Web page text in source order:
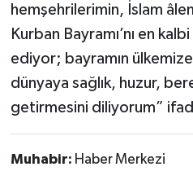
hemşehrilerimin, İslam
Kurban Bayramı’nı en
ediyor; bayramın
dünyaya sağlık, huzur,
getirmesini diliyorum”
Muhabir: Haber Merkezi